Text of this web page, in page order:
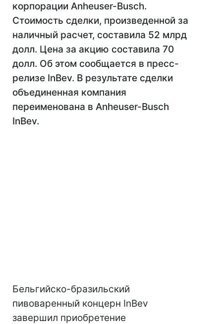
корпорации Anheuser-Busch.
Стоимость сделки, произведенной за
наличный расчет, составила 52 млрд
долл. Цена за акцию составила 70
долл. Об этом сообщается в пресс-
релизе InBev. В результате сделки
объединенная компания
переименована в Anheuser-Busch
InBev.
Бельгийско-бразильский
пивоваренный концерн InBev
завершил приобретение